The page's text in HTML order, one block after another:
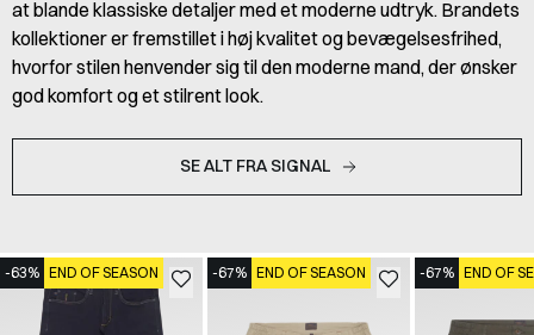
at blande klassiske detaljer med et moderne udtryk. Brandets
kollektioner er fremstillet i høj kvalitet og bevægelsesfrihed,
hvorfor stilen henvender sig til den moderne mand, der ønsker
god komfort og et stilrent look.
SE ALT FRA SIGNAL
-63% END OF SEASON -67% END OF SEASON -67% END OF